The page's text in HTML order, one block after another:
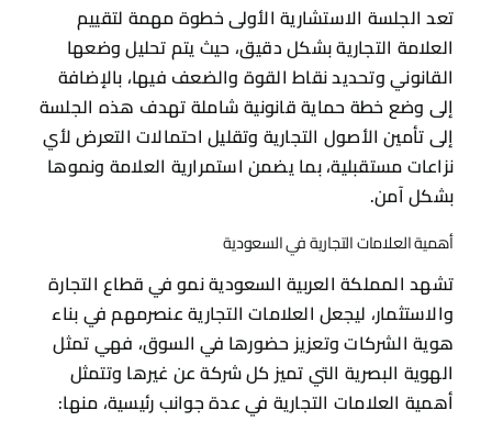
تعد الجلسة الاستشارية الأولى خطوة مهمة لتقييم
العلامة التجارية بشكل دقيق، حيث يتم تحليل وضعها
القانوني وتحديد نقاط القوة والضعف فيها، بالإضافة
إلى وضع خطة حماية قانونية شاملة تهدف هذه الجلسة
إلى تأمين الأصول التجارية وتقليل احتمالات التعرض لأي
نزاعات مستقبلية، بما يضمن استمرارية العلامة ونموها
بشكل آمن.
أهمية العلامات التجارية في السعودية
تشهد المملكة العربية السعودية نمو في قطاع التجارة
والاستثمار، ليجعل العلامات التجارية عنصرمهم في بناء
هوية الشركات وتعزيز حضورها في السوق، فهي تمثل
الهوية البصرية التي تميز كل شركة عن غيرها وتتمثل
أهمية العلامات التجارية في عدة جوانب رئيسية، منها: